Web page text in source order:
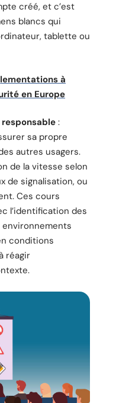
créé, et c’est
blancs qui
tablette ou
à
en Europe
:
sa propre
autres usagers.
de la vitesse selon
de signalisation, ou
Ces cours
l’identification des
environnements
conditions
réagir